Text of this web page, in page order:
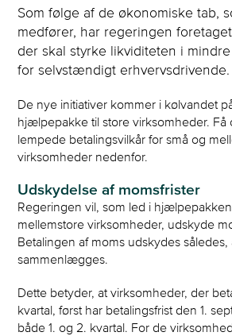
Som følge af de økonomiske tab,
medfører, har regeringen
der skal styrke likviditeten i
for selvstændigt erhvervsdrivende.
De nye initiativer kommer i kølvandet
hjælpepakke til store virksomheder. Få
lempede betalingsvilkår for små og
virksomheder nedenfor.
Udskydelse af momsfrister
Regeringen vil, som led i
mellemstore virksomheder, udskyde
Betalingen af moms udskydes
sammenlægges.
Dette betyder, at virksomheder, der
kvartal, først har betalingsfrist den 1.
både 1. og 2. kvartal. For de